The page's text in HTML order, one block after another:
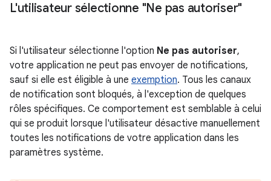
L'utilisateur sélectionne "Ne pas autoriser"
Si l'utilisateur sélectionne l'option Ne pas autoriser,
votre application ne peut pas envoyer de notifications,
sauf si elle est éligible à une exemption. Tous les canaux
de notification sont bloqués, à l'exception de quelques
rôles spécifiques. Ce comportement est semblable à celui
qui se produit lorsque l'utilisateur désactive manuellement
toutes les notifications de votre application dans les
paramètres système.